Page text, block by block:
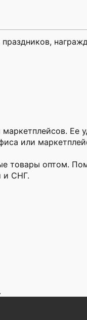
Ее
или
товары оптом.
и СНГ.